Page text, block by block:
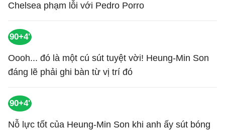
Chelsea phạm lỗi với Pedro Porro
90+4'
Oooh... đó là một cú sút tuyệt vời! Heung-Min Son
đáng lẽ phải ghi bàn từ vị trí đó
90+4'
Nỗ lực tốt của Heung-Min Son khi anh ấy sút bóng